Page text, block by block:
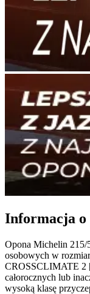
Informacja o
Opona Michelin
osobowych w
CROSSCLIMATE 2
całorocznych lub
wysoką klasę